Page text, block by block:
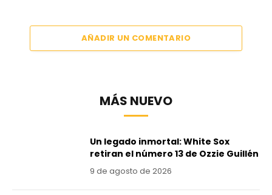
AÑADIR UN COMENTARIO
MÁS NUEVO
Un legado inmortal: White Sox
retiran el número 13 de Ozzie Guillén
9 de agosto de 2026